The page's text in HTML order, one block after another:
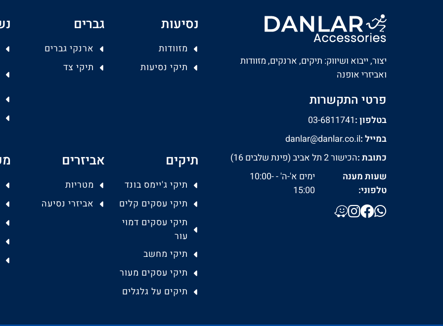
יצור, ייבוא ושיווק: תיקים, ארנקים, מזוודות
ואביזרי אופנה
פרטי התקשרות
בטלפון :03-6811741
במייל :danlar@danlar.co.il
כתובת :הכישור 2 תל אביב (פינת שלבים 16)
שעות מענה
טלפוני:
ימים א'-ה' - 10:00-
15:00
נסיעות
מזוודות
תיקי נסיעות
גברים
ארנקי גברים
תיקי צד
תיקים
תיקי ג'יימס בונד
תיקי עסקים קלים
תיקי עסקים דמוי
עור
תיקי מחשב
תיקי עסקים מעור
תיקים על גלגלים
אביזרים
מטריות
אביזרי נסיעה